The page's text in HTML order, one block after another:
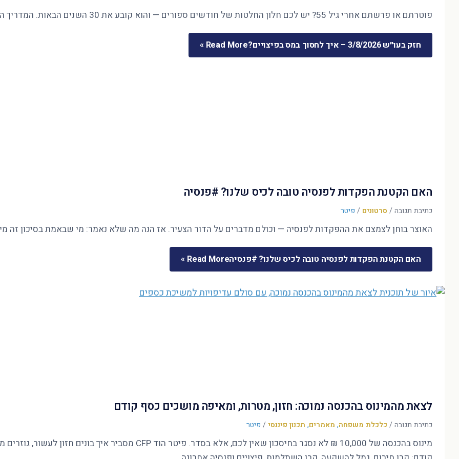
פוטרתם או פרשתם אחרי גיל 55? יש לכם חלון החלטות של חודשים ספורים — והוא קובע את 30 השנים הבאות. המדריך המלא לכסף שמשתחרר …
חזק בעו״ש 3/8/2026 – איך לחסוך במס בפיצויים? Read More »
האם הקטנת הפקדות לפנסיה טובה לכיס שלנו? #פנסיה
כתיבת תגובה/ סרטונים / פיטר
האוצר בוחן לצמצם את ההפקדות לפנסיה — וכולם מדברים על הדור הצעיר. אז הנה מה שלא נאמר: מי שבאמת בסיכון זה מי שנשארו לו
האם הקטנת הפקדות לפנסיה טובה לכיס שלנו? #פנסיהRead More »
לצאת מהמינוס בהכנסה נמוכה: חזון, מטרות, ומאיפה מושכים כסף קודם
כתיבת תגובה/ כלכלת משפחה, מאמרים, תכנון פיננסי/ פיטר